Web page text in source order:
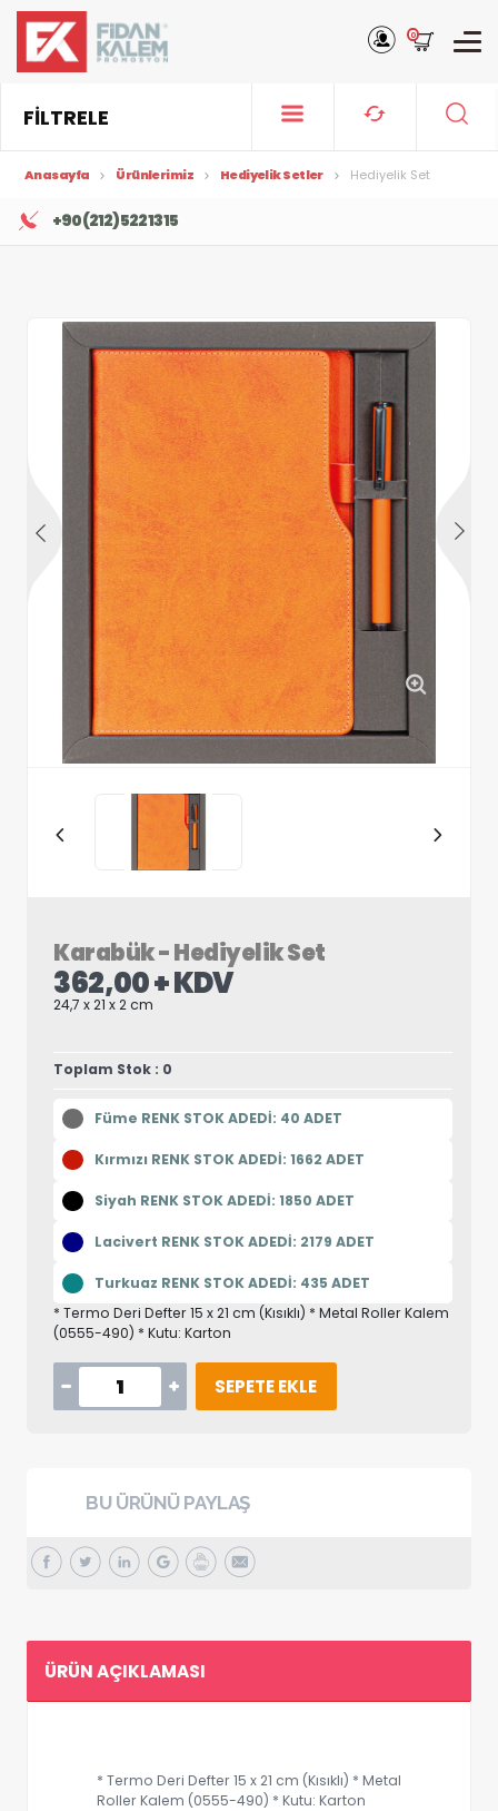
0
FİLTRELE
Anasayfa Ürünlerimiz Hediyelik Setler Hediyelik Set
+90 (212) 522 13 15
Karabük - Hediyelik Set
362,00 + KDV
24,7 x 21 x 2 cm
Toplam Stok : 0
Füme RENK STOK ADEDİ: 40 ADET
Kırmızı RENK STOK ADEDİ: 1662 ADET
Siyah RENK STOK ADEDİ: 1850 ADET
Lacivert RENK STOK ADEDİ: 2179 ADET
Turkuaz RENK STOK ADEDİ: 435 ADET
* Termo Deri Defter 15 x 21 cm (Kısıklı) * Metal Roller Kalem
(0555-490) * Kutu: Karton
SEPETE EKLE
BU ÜRÜNÜ PAYLAŞ
ÜRÜN AÇIKLAMASI
* Termo Deri Defter 15 x 21 cm (Kısıklı) * Metal
Roller Kalem (0555-490) * Kutu: Karton